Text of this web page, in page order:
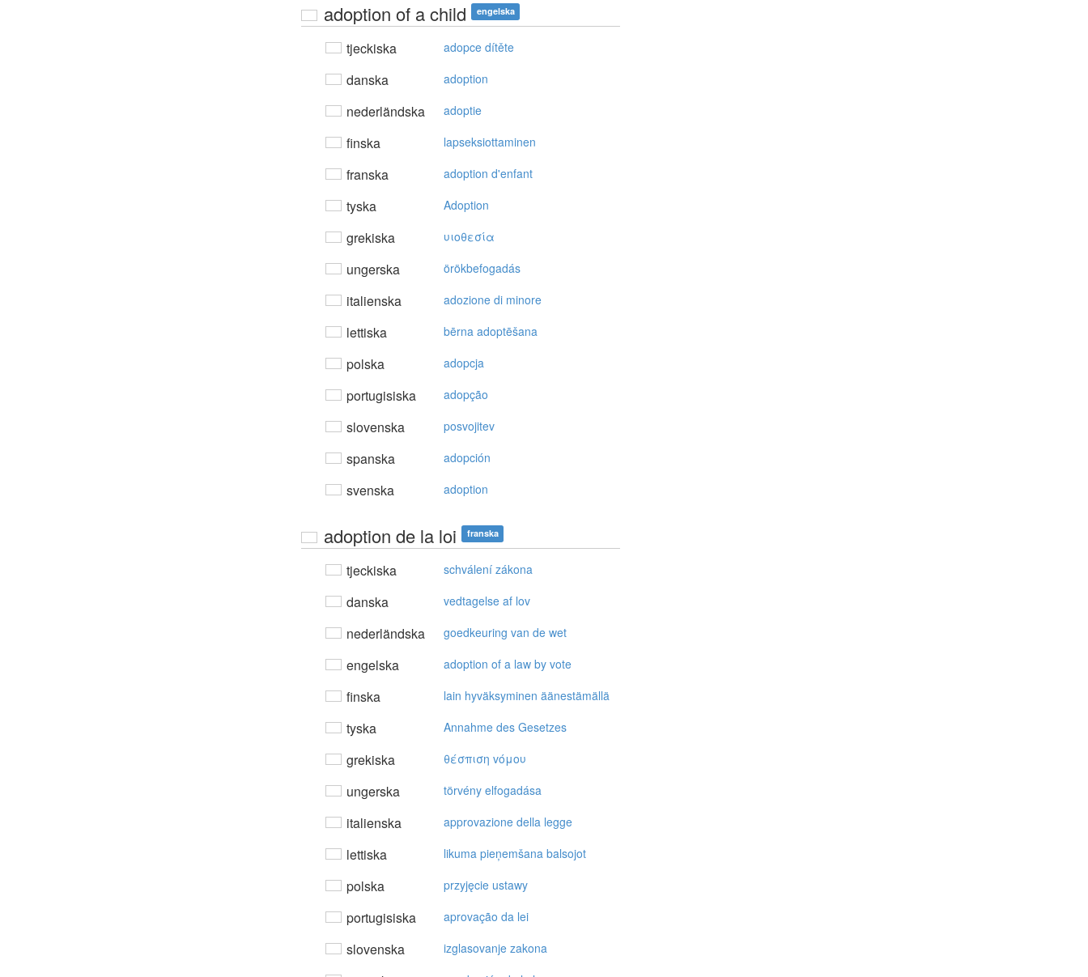
adoption of a child engelska
tjeckiska adopce dítěte
danska adoption
nederländska adoptie
finska lapseksiottaminen
franska adoption d'enfant
tyska Adoption
grekiska υιoθεσία
ungerska örökbefogadás
italienska adozione di minore
lettiska bērna adoptēšana
polska adopcja
portugisiska adopção
slovenska posvojitev
spanska adopción
svenska adoption
adoption de la loi franska
tjeckiska schválení zákona
danska vedtagelse af lov
nederländska goedkeuring van de wet
engelska adoption of a law by vote
finska lain hyväksyminen äänestämällä
tyska Annahme des Gesetzes
grekiska θέσπιση vόμoυ
ungerska törvény elfogadása
italienska approvazione della legge
lettiska likuma pieņemšana balsojot
polska przyjęcie ustawy
portugisiska aprovação da lei
slovenska izglasovanje zakona